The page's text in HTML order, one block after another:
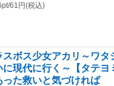
61円(税込)
スボス少女アカリ～ワタ
に現代に行く～【タテヨ
った救いと気づければ